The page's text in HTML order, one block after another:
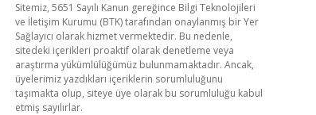
Sitemiz, 5651 Sayılı Kanun gereğince Bilgi Teknolojileri
ve İletişim Kurumu (BTK) tarafından onaylanmış bir Yer
Sağlayıcı olarak hizmet vermektedir. Bu nedenle,
sitedeki içerikleri proaktif olarak denetleme veya
araştırma yükümlülüğümüz bulunmamaktadır. Ancak,
üyelerimiz yazdıkları içeriklerin sorumluluğunu
taşımakta olup, siteye üye olarak bu sorumluluğu kabul
etmiş sayılırlar.